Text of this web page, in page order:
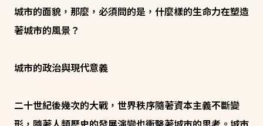
城市的面貌，那麼，必須問的是，什麼樣的生命力在塑造
著城市的風景？
城市的政治與現代意義
二十世紀後幾次的大戰，世界秩序隨著資本主義不斷變